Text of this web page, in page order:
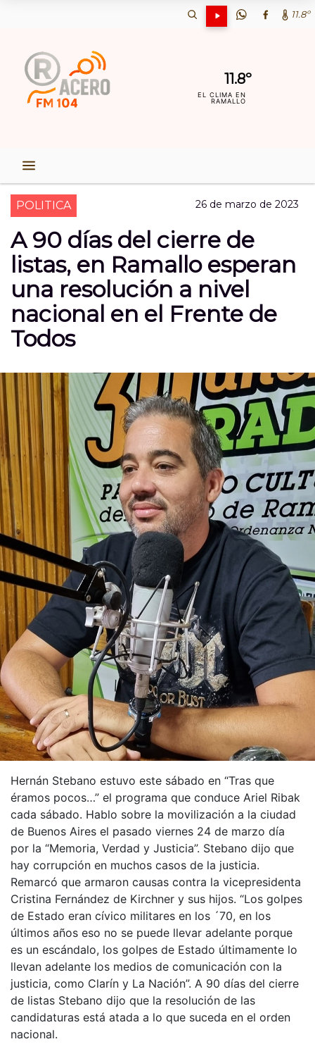
11.8º
11.8º
EL CLIMA EN
RAMALLO
POLITICA 26 de marzo de 2023
A 90 días del cierre de
listas, en Ramallo esperan
una resolución a nivel
nacional en el Frente de
Todos
Hernán Stebano estuvo este sábado en “Tras que
éramos pocos…” el programa que conduce Ariel Ribak
cada sábado. Hablo sobre la movilización a la ciudad
de Buenos Aires el pasado viernes 24 de marzo día
por la “Memoria, Verdad y Justicia”. Stebano dijo que
hay corrupción en muchos casos de la justicia.
Remarcó que armaron causas contra la vicepresidenta
Cristina Fernández de Kirchner y sus hijos. “Los golpes
de Estado eran cívico militares en los ´70, en los
últimos años eso no se puede llevar adelante porque
es un escándalo, los golpes de Estado últimamente lo
llevan adelante los medios de comunicación con la
justicia, como Clarín y La Nación”. A 90 días del cierre
de listas Stebano dijo que la resolución de las
candidaturas está atada a lo que suceda en el orden
nacional.